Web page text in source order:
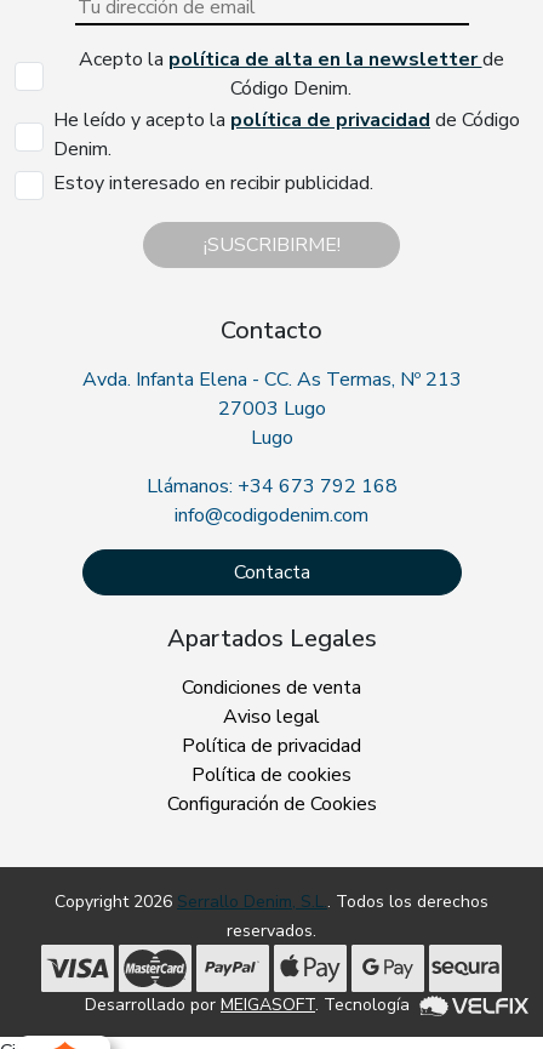
Acepto la política de alta en la newsletterde
Código Denim.
He leído y acepto la política de privacidadde Código
Denim.
Estoy interesado en recibir publicidad.
¡SUSCRIBIRME!
Contacto
Avda. Infanta Elena - CC. As Termas, Nº 213
27003 Lugo
Lugo
Llámanos: +34 673 792 168
info@codigodenim.com
Contacta
Apartados Legales
Condiciones de venta
Aviso legal
Política de privacidad
Política de cookies
Configuración de Cookies
Copyright 2026 Serrallo Denim, S.L.. Todos los derechos
reservados.
Desarrollado por MEIGASOFT. Tecnología